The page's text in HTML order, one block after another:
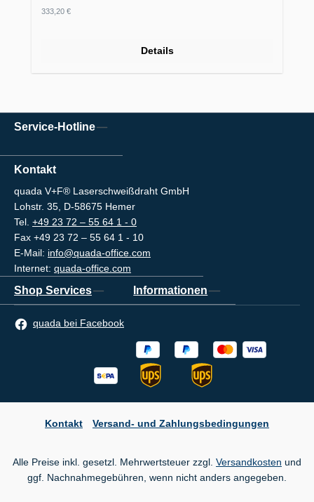
Regulärer Preis:
333,20 €
Details
Service-Hotline
Kontakt
quada V+F® Laserschweißdraht GmbH
Lohstr. 35, D-58675 Hemer
Tel. +49 23 72 – 55 64 1 - 0
Fax +49 23 72 – 55 64 1 - 10
E-Mail: info@quada-office.com
Internet: quada-office.com
Shop Services Informationen
quada bei Facebook
Kontakt Versand- und Zahlungsbedingungen
Alle Preise inkl. gesetzl. Mehrwertsteuer zzgl. Versandkosten und
ggf. Nachnahmegebühren, wenn nicht anders angegeben.